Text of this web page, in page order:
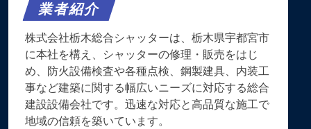
業者紹介
株式会社栃木総合シャッターは、栃木県宇都宮市
に本社を構え、シャッターの修理・販売をはじ
め、防火設備検査や各種点検、鋼製建具、内装工
事など建築に関する幅広いニーズに対応する総合
建設設備会社です。迅速な対応と高品質な施工で
地域の信頼を築いています。